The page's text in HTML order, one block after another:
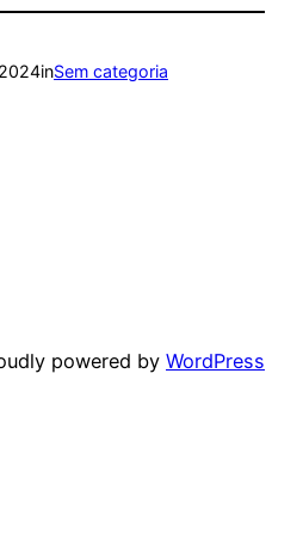
inSem categoria
powered by WordPress